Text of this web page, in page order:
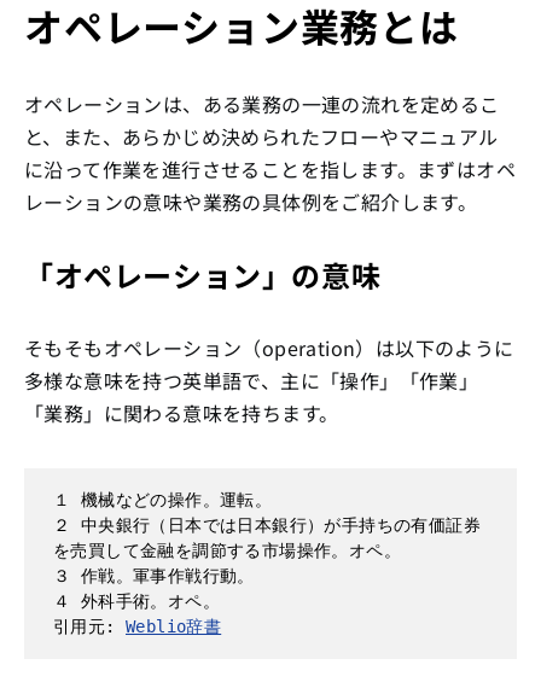
オペレーション業務とは
オペレーションは、ある業務の一連の流れを定めるこ
と、また、あらかじめ決められたフローやマニュアル
に沿って作業を進行させることを指します。まずはオペ
レーションの意味や業務の具体例をご紹介します。
「オペレーション」の意味
そもそもオペレーション（operation）は以下のように
多様な意味を持つ英単語で、主に「操作」「作業」
「業務」に関わる意味を持ちます。
１ 機械などの操作。運転。
２ 中央銀行（日本では日本銀行）が手持ちの有価証券
を売買して金融を調節する市場操作。オペ。
３ 作戦。軍事作戦行動。
４ 外科手術。オペ。
引用元: Weblio辞書